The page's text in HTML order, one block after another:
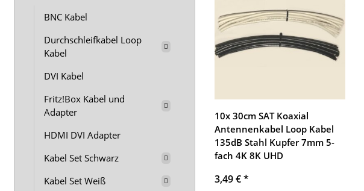
10x 30cm SAT Koaxial
Antennenkabel Loop Kabel
135dB Stahl Kupfer 7mm 5-
fach 4K 8K UHD
3,49 €*
BNC Kabel
Durchschleifkabel Loop
Kabel
DVI Kabel
Fritz!Box Kabel und
Adapter
HDMI DVI Adapter
Kabel Set Schwarz
Kabel Set Weiß